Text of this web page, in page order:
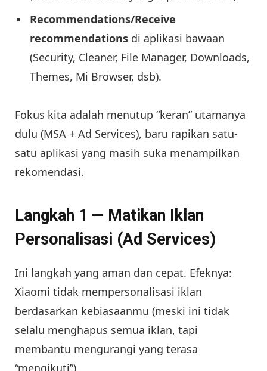
Recommendations/Receive
recommendations di aplikasi bawaan
(Security, Cleaner, File Manager, Downloads,
Themes, Mi Browser, dsb).
Fokus kita adalah menutup “keran” utamanya
dulu (MSA + Ad Services), baru rapikan satu-
satu aplikasi yang masih suka menampilkan
rekomendasi.
Langkah 1 — Matikan Iklan
Personalisasi (Ad Services)
Ini langkah yang aman dan cepat. Efeknya:
Xiaomi tidak mempersonalisasi iklan
berdasarkan kebiasaanmu (meski ini tidak
selalu menghapus semua iklan, tapi
membantu mengurangi yang terasa
“mengikuti”).